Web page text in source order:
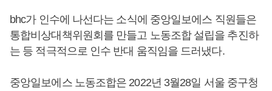
bhc가 인수에 나선다는 소식에 중앙일보에스 직원들은
통합비상대책위원회를 만들고 노동조합 설립을 추진하
는 등 적극적으로 인수 반대 움직임을 드러냈다.
중앙일보에스 노동조합은 2022년 3월28일 서울 중구청